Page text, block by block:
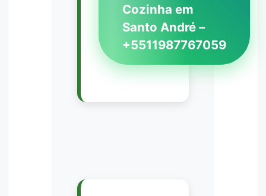
Cozinha em
Santo André –
+5511987767059